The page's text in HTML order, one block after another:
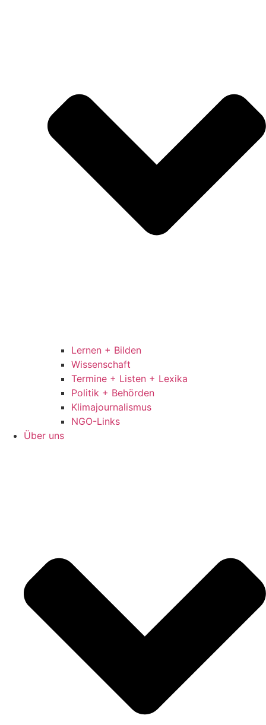
Lernen + Bilden
Wissenschaft
Termine + Listen + Lexika
Politik + Behörden
Klimajournalismus
NGO-Links
Über uns